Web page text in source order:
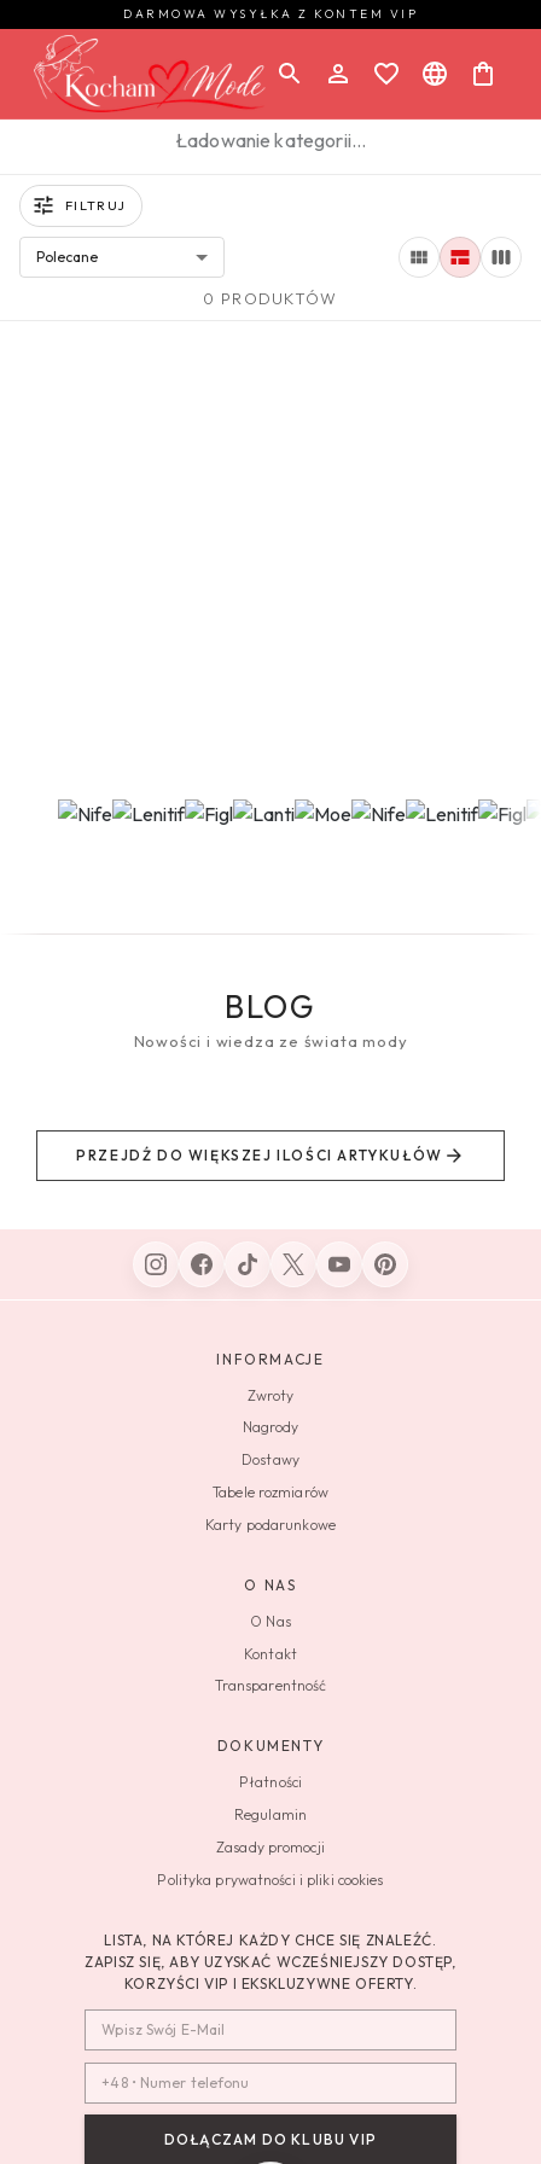
DARMOWA WYSYŁKA Z KONTEM VIP
Ładowanie kategorii…
FILTRUJ
Polecane
0 PRODUKTÓW
BLOG
Nowości i wiedza ze świata mody
PRZEJDŹ DO WIĘKSZEJ ILOŚCI ARTYKUŁÓW
INFORMACJE
Zwroty
Nagrody
Dostawy
Tabele rozmiarów
Karty podarunkowe
O NAS
O Nas
Kontakt
Transparentność
DOKUMENTY
Płatności
Regulamin
Zasady promocji
Polityka prywatności i pliki cookies
LISTA, NA KTÓREJ KAŻDY CHCE SIĘ ZNALEŹĆ.
ZAPISZ SIĘ, ABY UZYSKAĆ WCZEŚNIEJSZY DOSTĘP,
KORZYŚCI VIP I EKSKLUZYWNE OFERTY.
DOŁĄCZAM DO KLUBU VIP